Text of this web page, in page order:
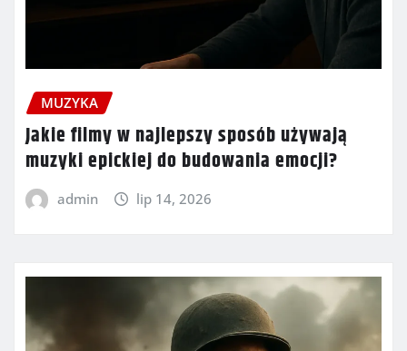
MUZYKA
Jakie filmy w najlepszy sposób używają
muzyki epickiej do budowania emocji?
admin lip 14, 2026